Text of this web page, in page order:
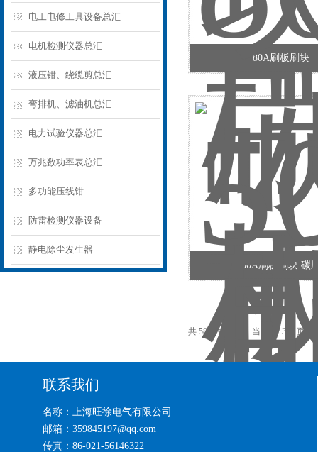
电工电修工具设备总汇
电机检测仪器总汇
液压钳、绕缆剪总汇
弯排机、滤油机总汇
电力试验仪器总汇
万兆数功率表总汇
多功能压线钳
防雷检测仪器设备
静电除尘发生器
80A刷板刷块
50A刷板刷块 碳
共 5854 条记录，当前 5 / 391 页
联系我们
名称：上海旺徐电气有限公司
邮箱：359845197@qq.com
传真：86-021-56146322